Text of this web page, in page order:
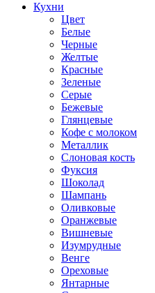
Кухни
Цвет
Белые
Черные
Желтые
Красные
Зеленые
Серые
Бежевые
Глянцевые
Кофе с молоком
Металлик
Слоновая кость
Фуксия
Шоколад
Шампань
Оливковые
Оранжевые
Вишневые
Изумрудные
Венге
Ореховые
Янтарные